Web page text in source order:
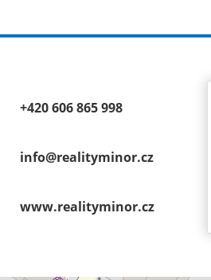
+420 606 865 998
info@realityminor.cz
www.realityminor.cz